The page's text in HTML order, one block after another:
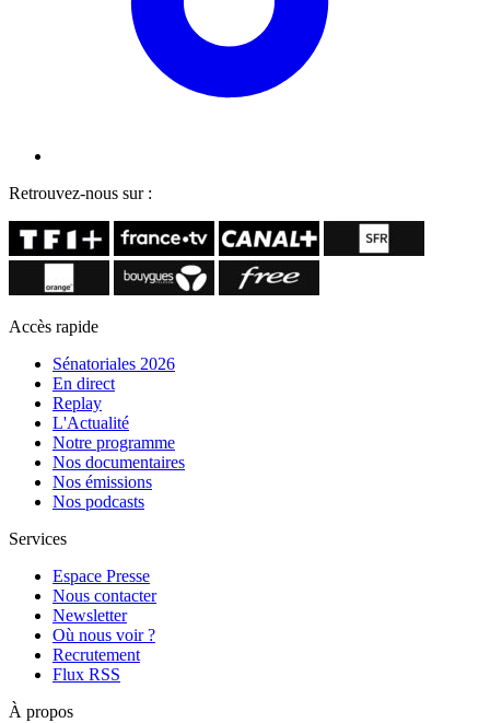
Retrouvez-nous sur :
Accès rapide
Sénatoriales 2026
En direct
Replay
L'Actualité
Notre programme
Nos documentaires
Nos émissions
Nos podcasts
Services
Espace Presse
Nous contacter
Newsletter
Où nous voir ?
Recrutement
Flux RSS
À propos